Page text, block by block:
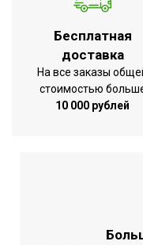
Высота товара
Хладагент
Макс.
температура
Глубина товара
Бесплатная
доставка
На все заказы
стоимостью
10 000 рублей